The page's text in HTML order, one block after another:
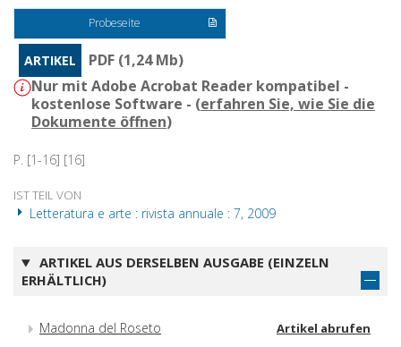
Probeseite
ARTIKEL
PDF (1,24 Mb)
Nur mit Adobe Acrobat Reader kompatibel -
kostenlose Software - (erfahren Sie, wie Sie die
Dokumente öffnen)
P. [1-16] [16]
IST TEIL VON
Letteratura e arte : rivista annuale : 7, 2009
ARTIKEL AUS DERSELBEN AUSGABE (EINZELN
ERHÄLTLICH)
Madonna del Roseto Artikel abrufen